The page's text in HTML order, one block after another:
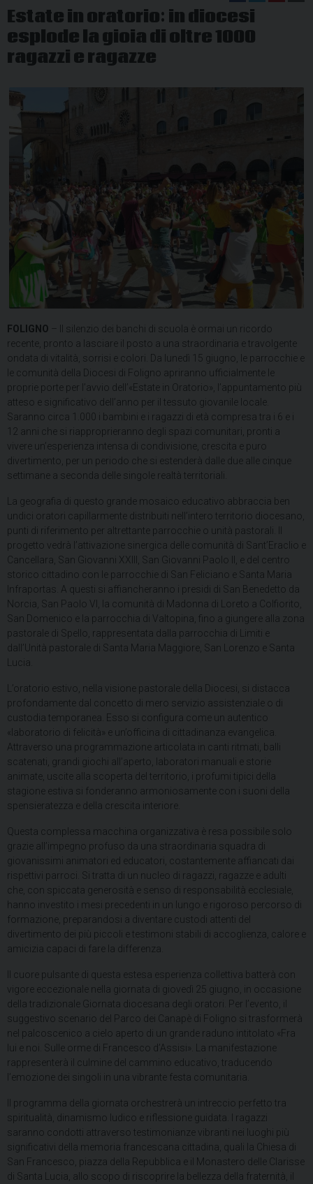
Estate in oratorio: in diocesi
esplode la gioia di oltre 1000
ragazzi e ragazze
FOLIGNO – Il silenzio dei banchi di scuola è ormai un ricordo
recente, pronto a lasciare il posto a una straordinaria e travolgente
ondata di vitalità, sorrisi e colori. Da lunedì 15 giugno, le parrocchie e
le comunità della Diocesi di Foligno apriranno ufficialmente le
proprie porte per l’avvio dell’«Estate in Oratorio», l’appuntamento più
atteso e significativo dell’anno per il tessuto giovanile locale.
Saranno circa 1.000 i bambini e i ragazzi di età compresa tra i 6 e i
12 anni che si riapproprieranno degli spazi comunitari, pronti a
vivere un’esperienza intensa di condivisione, crescita e puro
divertimento, per un periodo che si estenderà dalle due alle cinque
settimane a seconda delle singole realtà territoriali.
La geografia di questo grande mosaico educativo abbraccia ben
undici oratori capillarmente distribuiti nell’intero territorio diocesano,
punti di riferimento per altrettante parrocchie o unità pastorali. Il
progetto vedrà l’attivazione sinergica delle comunità di Sant’Eraclio e
Cancellara, San Giovanni XXIII, San Giovanni Paolo II, e del centro
storico cittadino con le parrocchie di San Feliciano e Santa Maria
Infraportas. A questi si affiancheranno i presidi di San Benedetto da
Norcia, San Paolo VI, la comunità di Madonna di Loreto a Colfiorito,
San Domenico e la parrocchia di Valtopina, fino a giungere alla zona
pastorale di Spello, rappresentata dalla parrocchia di Limiti e
dall’Unità pastorale di Santa Maria Maggiore, San Lorenzo e Santa
Lucia.
L’oratorio estivo, nella visione pastorale della Diocesi, si distacca
profondamente dal concetto di mero servizio assistenziale o di
custodia temporanea. Esso si configura come un autentico
«laboratorio di felicità» e un’officina di cittadinanza evangelica.
Attraverso una programmazione articolata in canti ritmati, balli
scatenati, grandi giochi all’aperto, laboratori manuali e storie
animate, uscite alla scoperta del territorio, i profumi tipici della
stagione estiva si fonderanno armoniosamente con i suoni della
spensieratezza e della crescita interiore.
Questa complessa macchina organizzativa è resa possibile solo
grazie all’impegno profuso da una straordinaria squadra di
giovanissimi animatori ed educatori, costantemente affiancati dai
rispettivi parroci. Si tratta di un nucleo di ragazzi, ragazze e adulti
che, con spiccata generosità e senso di responsabilità ecclesiale,
hanno investito i mesi precedenti in un lungo e rigoroso percorso di
formazione, preparandosi a diventare custodi attenti del
divertimento dei più piccoli e testimoni stabili di accoglienza, calore e
amicizia capaci di fare la differenza.
Il cuore pulsante di questa estesa esperienza collettiva batterà con
vigore eccezionale nella giornata di giovedì 25 giugno, in occasione
della tradizionale Giornata diocesana degli oratori. Per l’evento, il
suggestivo scenario del Parco dei Canapè di Foligno si trasformerà
nel palcoscenico a cielo aperto di un grande raduno intitolato «Fra
lui e noi. Sulle orme di Francesco d’Assisi». La manifestazione
rappresenterà il culmine del cammino educativo, traducendo
l’emozione dei singoli in una vibrante festa comunitaria.
Il programma della giornata orchestrerà un intreccio perfetto tra
spiritualità, dinamismo ludico e riflessione guidata. I ragazzi
saranno condotti attraverso testimonianze vibranti nei luoghi più
significativi della memoria francescana cittadina, quali la Chiesa di
San Francesco, piazza della Repubblica e il Monastero delle Clarisse
di Santa Lucia, allo scopo di riscoprire la bellezza della fraternità, il